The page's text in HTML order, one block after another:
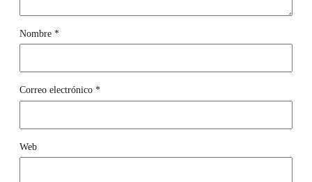
Nombre *
Correo electrónico *
Web